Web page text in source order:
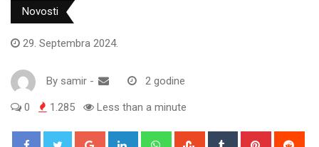
Novosti
29. Septembra 2024.
By samir - 2 godine
0 1.285 Less than a minute
Google+ LinkedIn WhatsappStumbleUpon
Tumblr Pinterest